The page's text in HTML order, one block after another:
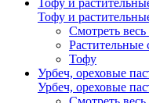
Тофу и
Тофу и
Смотреть весь
Тофу
Урбеч, ореховые
Урбеч, ореховые